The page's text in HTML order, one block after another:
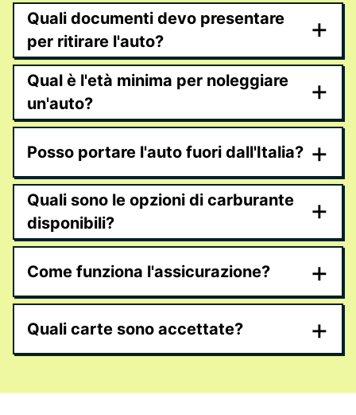
Quali documenti devo presentare
per ritirare l'auto?
+
Qual è l'età minima per noleggiare
un'auto?
+
Posso portare l'auto fuori dall'Italia? +
Quali sono le opzioni di carburante
disponibili?
+
Come funziona l'assicurazione? +
Quali carte sono accettate? +